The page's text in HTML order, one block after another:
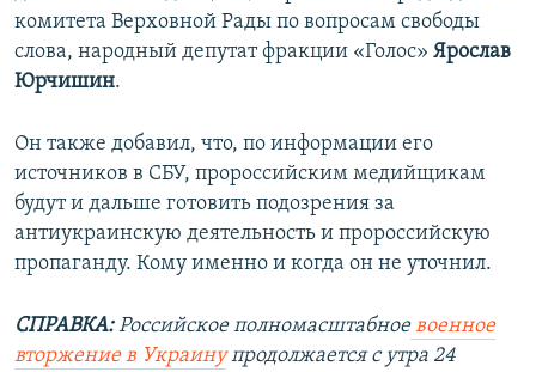
комитета Верховной Рады по вопросам свободы
слова, народный депутат фракции «Голос» Ярослав
Юрчишин.
Он также добавил, что, по информации его
источников в СБУ, пророссийским медийщикам
будут и дальше готовить подозрения за
антиукраинскую деятельность и пророссийскую
пропаганду. Кому именно и когда он не уточнил.
СПРАВКА:Российское полномасштабноевоенное
вторжение в Украинупродолжается с утра 24